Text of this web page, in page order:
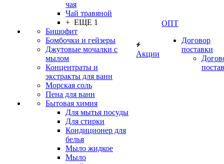
чая
Чай травяной
+ ЕЩЕ 1
Бишофит
Бомбочки и гейзеры
Джутовые мочалки с
мылом
Концентраты и
экстракты для ванн
Морская соль
Пена для ванн
Бытовая химия
Для мытья посуды
Для стирки
Кондиционер для
белья
Мыло жидкое
Мыло
Акции
ОПТ
Договор
поставки